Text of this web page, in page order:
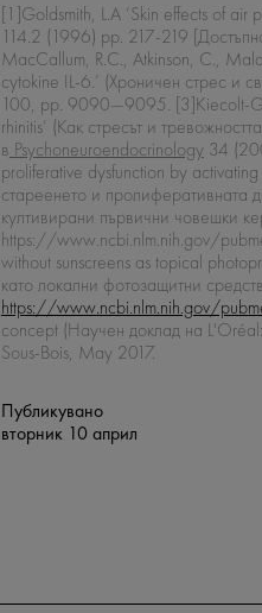
[1]Goldsmith, L.A ‘Skin effects of air
114.2 (1996) pp. 217-219
MacCallum, R.C., Atkinson, C.,
cytokine IL-6.’ (Хроничен стрес и
100, pp. 9090—9095. [3]Kiecolt-
rhinitis’ (Как стресът и
в Psychoneuroendocrinology34
proliferative dysfunction by
стареенето и пролиферативната
култивирани първични човешки
https://www.ncbi.nlm.nih.gov/
without sunscreens as topical
като локални фотозащитни
https://www.ncbi.nlm.nih.gov/
concept (Научен доклад на
Sous-Bois, May 2017.
Публикувано
вторник 10 април